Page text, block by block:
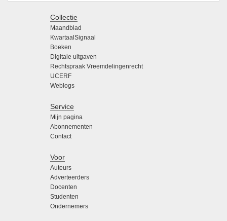
Collectie
Maandblad
KwartaalSignaal
Boeken
Digitale uitgaven
Rechtspraak Vreemdelingenrecht
UCERF
Weblogs
Service
Mijn pagina
Abonnementen
Contact
Voor
Auteurs
Adverteerders
Docenten
Studenten
Ondernemers